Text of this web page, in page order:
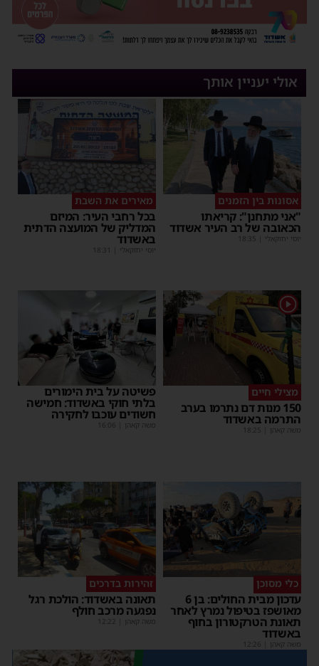
אולי יעניין אותך
אסונות בין הזמנים
"אני מתחנן": קריאתו
הכאובה של רב העיר אשדוד
יוסי יחזקאלי |
18:35
מאירים את השבת
בכל רחבי העיר: המיזם
המדליק של המועצה הדתית
באשדוד
יוסי יחזקאלי |
18:31
1
מצילי חיים
150 מנות דם נתרמו בערב
התרמה באשדוד
משה קאהן |
18:25
פשיטה על בית הימורים
בלתי חוקי באשדוד: חמישה
חשודים עוכבו לחקירה
משה קאהן |
16:06
כלי מסוכן
עדכון מבית החולים: בן 6
מאושפז בטיפול נמרץ לאחר
תאונת הטרקטורון בחוף
באשדוד
משה קאהן |
12:26
זהירות בדרכים
תאונה באשדוד: הולכת רגל
נפגעה מרכב חולף
משה קאהן |
12:22